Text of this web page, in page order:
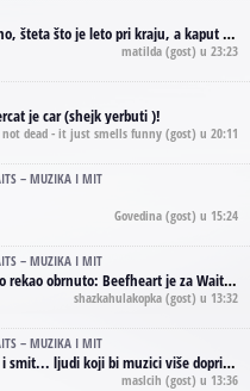
kaput koji te vervoatno podseća na pirotski ćilim je iz tradicije Navaho indijanaca ;)
matilda (gost) u 23:23
je car (shejk yerbuti )!
not dead - it just smells funny (gost) u 20:11
– MUZIKA I MIT
Govedina (gost) u 15:24
– MUZIKA I MIT
Beefheart je za Waitsa, isto sto i Hendrix za Lenny Kravitza
shazkahulakopka (gost) u 13:32
– MUZIKA I MIT
muzici više doprineli da su radili kao vozači tramvaja u gsp-u.
maslcih (gost) u 13:36